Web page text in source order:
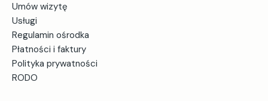
Umów wizytę
Usługi
Regulamin ośrodka
Płatności i faktury
Polityka prywatności
RODO